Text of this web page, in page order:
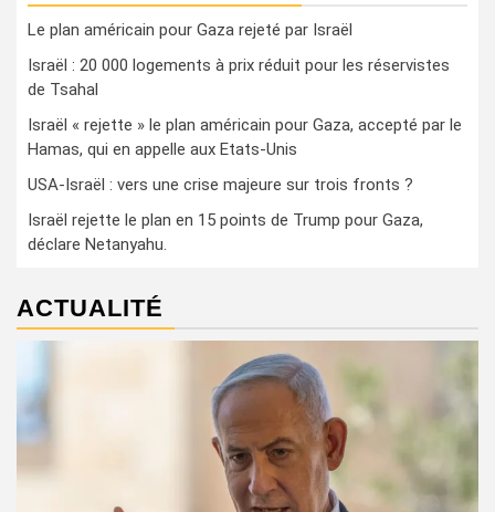
Le plan américain pour Gaza rejeté par Israël
Israël : 20 000 logements à prix réduit pour les réservistes
de Tsahal
Israël « rejette » le plan américain pour Gaza, accepté par le
Hamas, qui en appelle aux Etats-Unis
USA-Israël : vers une crise majeure sur trois fronts ?
Israël rejette le plan en 15 points de Trump pour Gaza,
déclare Netanyahu.
ACTUALITÉ